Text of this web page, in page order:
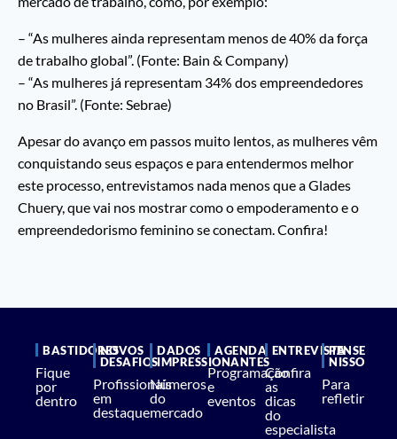
– “As mulheres ainda representam menos de 40% da força
de trabalho global”. (Fonte: Bain & Company)
– “As mulheres já representam 34% dos empreendedores
no Brasil”. (Fonte: Sebrae)
Apesar do avanço em passos muito lentos, as mulheres vêm
conquistando seus espaços e para entendermos melhor
este processo, entrevistamos nada menos que a Glades
Chuery, que vai nos mostrar como o empoderamento e o
empreendedorismo feminino se conectam. Confira!
BASTIDORES
Fique
por
dentro
NOVOS
DESAFIOS
Profissionais
em
destaque
DADOS
IMPRESSIONANTES
Números
do
mercado
AGENDA
Programação
e
eventos
ENTREVISTA
Confira
as
dicas
do
especialista
PENSE
NISSO
Para
refletir